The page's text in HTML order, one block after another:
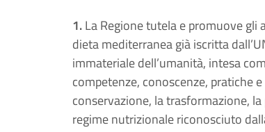
1.La Regione tutela e promuove
dieta mediterranea già iscritta
immateriale dell’umanità, intesa
competenze, conoscenze, pratiche
conservazione, la trasformazione,
regime nutrizionale riconosciuto